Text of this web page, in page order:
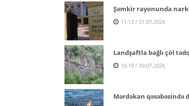
Şəmkir rayonunda
11:13 / 31.07.2026
Landşaftla bağlı çöl
16:19 / 30.07.2026
Mərdəkan